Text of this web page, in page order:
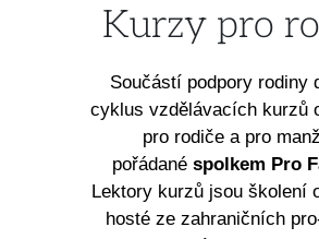
Kurzy pro
Součástí podpory rodiny
cyklus vzdělávacích kurzů
pro rodiče a pro
pořádané spolkem Pro
Lektory kurzů jsou školení
hosté ze zahraničních